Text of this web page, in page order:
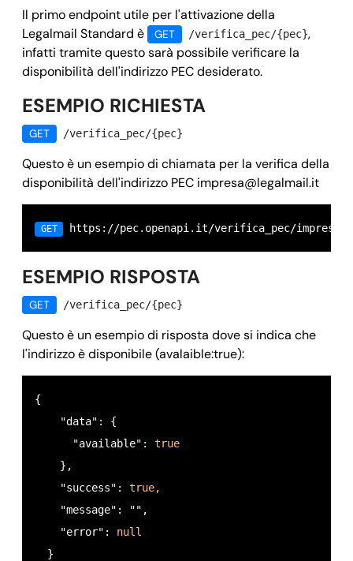
Il primo endpoint utile per l'attivazione della
Legalmail Standard è
GET /verifica_pec/{pec},
infatti tramite questo sarà possibile verificare la
disponibilità dell'indirizzo PEC desiderato.
ESEMPIO RICHIESTA
GET /verifica_pec/{pec}
Questo è un esempio di chiamata per la verifica della
disponibilità dell'indirizzo PEC impresa@legalmail.it
GET https://pec.openapi.it/verifica_pec/
ESEMPIO RISPOSTA
GET /verifica_pec/{pec}
Questo è un esempio di risposta dove si indica che
l'indirizzo è disponibile (avalaible:true):
{
    "data": {
      "available":
true
    },
    "success":
true,
    "message": "",
    "error":
null
  }